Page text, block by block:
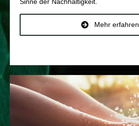
Mehr erfahren